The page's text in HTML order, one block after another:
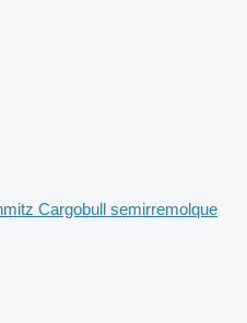
Cargobull semirremolque